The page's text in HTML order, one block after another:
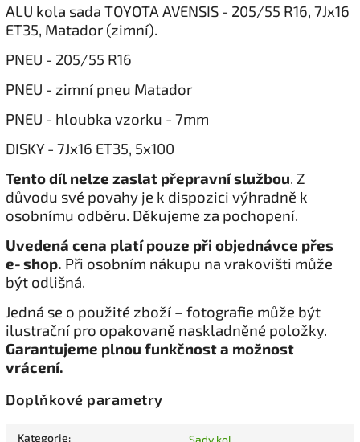
ALU kola sada TOYOTA AVENSIS - 205/55 R16, 7Jx16
ET35, Matador (zimní).
PNEU - 205/55 R16
PNEU - zimní pneu Matador
PNEU - hloubka vzorku - 7mm
DISKY - 7Jx16 ET35, 5x100
Tento díl nelze zaslat přepravní službou. Z
důvodu své povahy je k dispozici výhradně k
osobnímu odběru. Děkujeme za pochopení.
Uvedená cena platí pouze při objednávce přes
e‑shop. Při osobním nákupu na vrakovišti může
být odlišná.
Jedná se o použité zboží – fotografie může být
ilustrační pro opakovaně naskladněné položky.
Garantujeme plnou funkčnost a možnost
vrácení.
Doplňkové parametry
Kategorie: